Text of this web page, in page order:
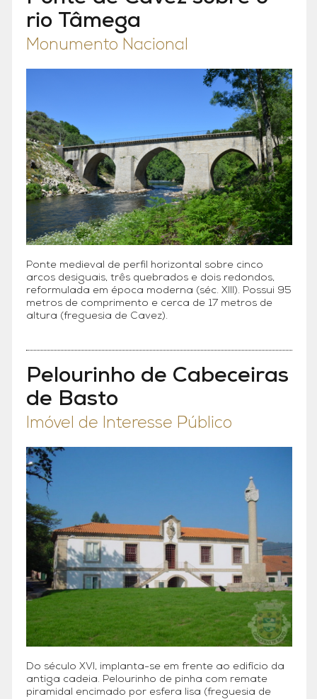
rio Tâmega
Monumento Nacional
Ponte medieval de perfil horizontal sobre cinco
arcos desiguais, três quebrados e dois redondos,
reformulada em época moderna (séc. XIII). Possui 95
metros de comprimento e cerca de 17 metros de
altura (freguesia de Cavez).
Pelourinho de Cabeceiras
de Basto
Imóvel de Interesse Público
Do século XVI, implanta-se em frente ao edifício da
antiga cadeia. Pelourinho de pinha com remate
piramidal encimado por esfera lisa (freguesia de